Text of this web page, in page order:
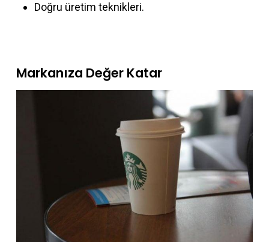
Doğru üretim teknikleri.
Markanıza Değer Katar